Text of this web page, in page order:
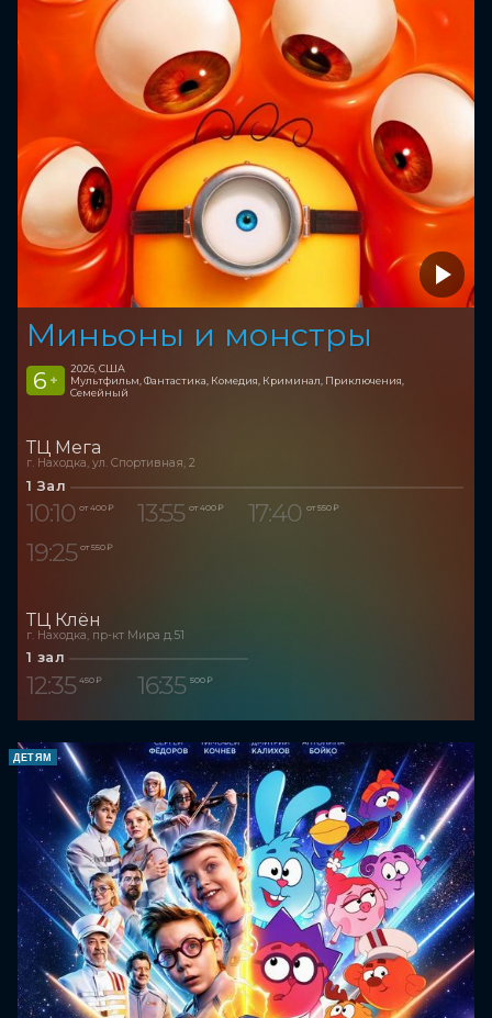
Миньоны и монстры
6 +
2026, США
Мультфильм, Фантастика, Комедия, Криминал, Приключения,
Семейный
ТЦ Мега
г. Находка, ул. Спортивная, 2
1 Зал
10:10 от 400 ₽ 13:55 от 400 ₽ 17:40 от 550 ₽
19:25 от 550 ₽
ТЦ Клён
г. Находка, пр-кт Мира д.51
1 зал
12:35 450 ₽ 16:35 500 ₽
ДЕТЯМ